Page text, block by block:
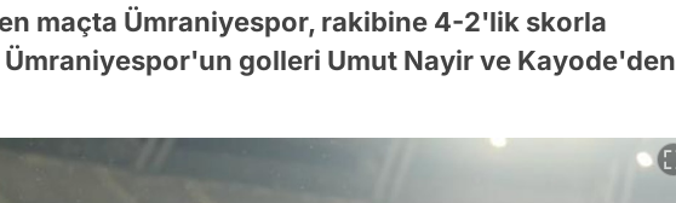
maçta Ümraniyespor, rakibine 4-2'lik skorla
golleri Umut Nayir ve Kayode'den